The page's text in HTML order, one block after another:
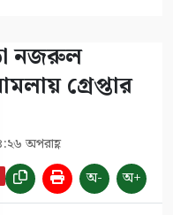
নজরুল
গ্রেপ্তার
অপরাহ্ণ
অ- অ+